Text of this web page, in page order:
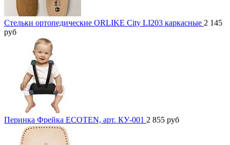
Стельки ортопедические ORLIKE City LI203 каркасные 2 145
руб
Перинка Фрейка ECOTEN, арт. КУ-001 2 855 руб